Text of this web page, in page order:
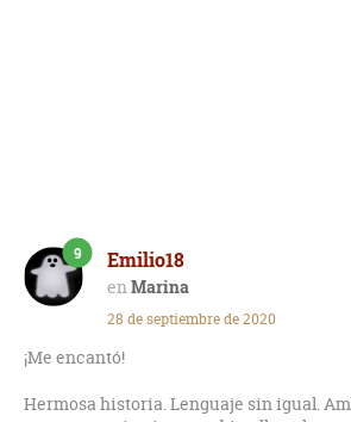
Emilio18
Marina
9
28 de septiembre de 2020
¡Me encantó!
Hermosa historia. Lenguaje sin igual.